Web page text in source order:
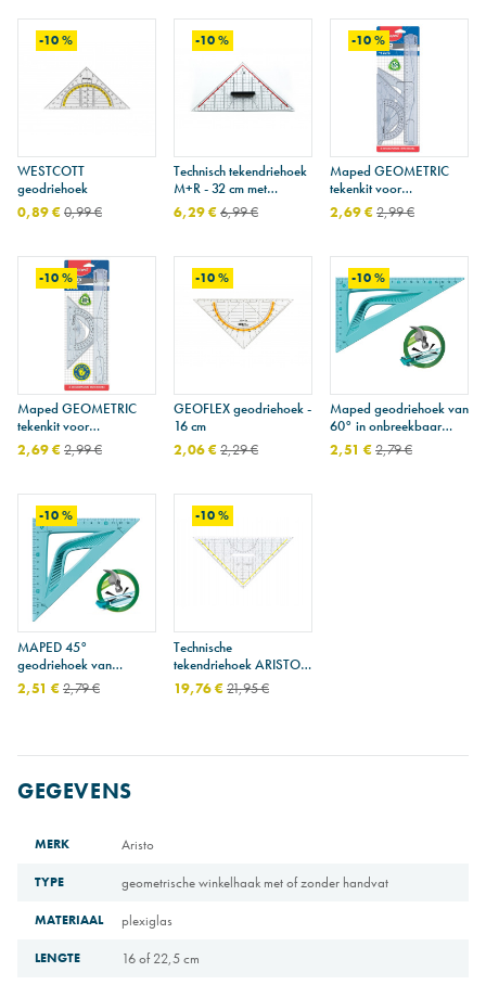
-10 %
WESTCOTT
geodriehoek
0,89 €0,99 €
-10 %
Technisch tekendriehoek
M+R - 32 cm met
handvat
6,29 €6,99 €
-10 %
Maped GEOMETRIC
tekenkit voor
rechtshandigen
2,69 €2,99 €
-10 %
Maped GEOMETRIC
tekenkit voor
linkshandigen
2,69 €2,99 €
-10 %
GEOFLEX geodriehoek -
16 cm
2,06 €2,29 €
-10 %
Maped geodriehoek van
60° in onbreekbaar
plastic - 21 cm
2,51 €2,79 €
-10 %
MAPED 45°
geodriehoek van
onbreekbaar plastic - 21
cm
2,51 €2,79 €
-10 %
Technische
tekendriehoek ARISTO
1648/2 - 32,5 cm met
handvat
19,76 €21,95 €
GEGEVENS
MERK Aristo
TYPE geometrische winkelhaak met of zonder handvat
MATERIAAL plexiglas
LENGTE 16 of 22,5 cm